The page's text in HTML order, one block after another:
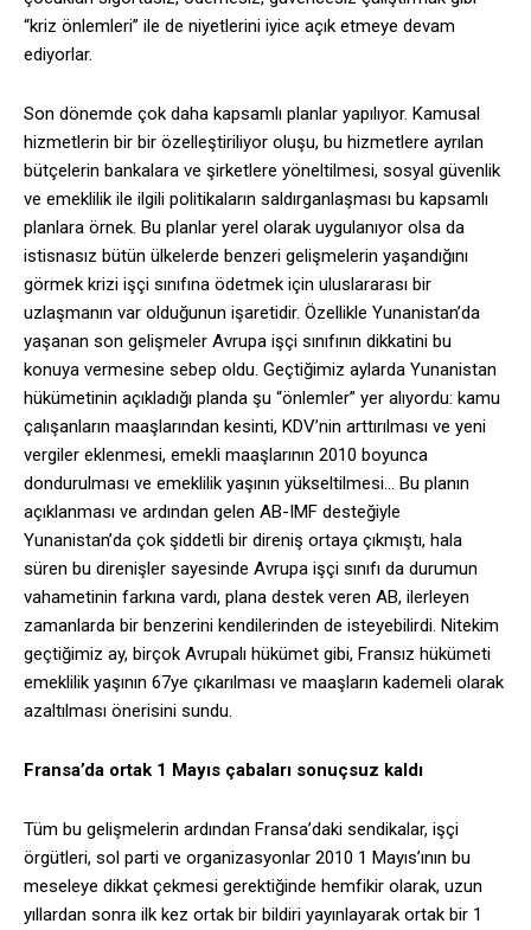
“kriz önlemleri” ile de niyetlerini iyice açık etmeye devam
ediyorlar.
Son dönemde çok daha kapsamlı planlar yapılıyor. Kamusal
hizmetlerin bir bir özelleştiriliyor oluşu, bu hizmetlere ayrılan
bütçelerin bankalara ve şirketlere yöneltilmesi, sosyal güvenlik
ve emeklilik ile ilgili politikaların saldırganlaşması bu kapsamlı
planlara örnek. Bu planlar yerel olarak uygulanıyor olsa da
istisnasız bütün ülkelerde benzeri gelişmelerin yaşandığını
görmek krizi işçi sınıfına ödetmek için uluslararası bir
uzlaşmanın var olduğunun işaretidir. Özellikle Yunanistan’da
yaşanan son gelişmeler Avrupa işçi sınıfının dikkatini bu
konuya vermesine sebep oldu. Geçtiğimiz aylarda Yunanistan
hükümetinin açıkladığı planda şu “önlemler” yer alıyordu: kamu
çalışanların maaşlarından kesinti, KDV’nin arttırılması ve yeni
vergiler eklenmesi, emekli maaşlarının 2010 boyunca
dondurulması ve emeklilik yaşının yükseltilmesi… Bu planın
açıklanması ve ardından gelen AB-IMF desteğiyle
Yunanistan’da çok şiddetli bir direniş ortaya çıkmıştı, hala
süren bu direnişler sayesinde Avrupa işçi sınıfı da durumun
vahametinin farkına vardı, plana destek veren AB, ilerleyen
zamanlarda bir benzerini kendilerinden de isteyebilirdi. Nitekim
geçtiğimiz ay, birçok Avrupalı hükümet gibi, Fransız hükümeti
emeklilik yaşının 67ye çıkarılması ve maaşların kademeli olarak
azaltılması önerisini sundu.
Fransa’da ortak 1 Mayıs çabaları sonuçsuz kaldı
Tüm bu gelişmelerin ardından Fransa’daki sendikalar, işçi
örgütleri, sol parti ve organizasyonlar 2010 1 Mayıs’ının bu
meseleye dikkat çekmesi gerektiğinde hemfikir olarak, uzun
yıllardan sonra ilk kez ortak bir bildiri yayınlayarak ortak bir 1